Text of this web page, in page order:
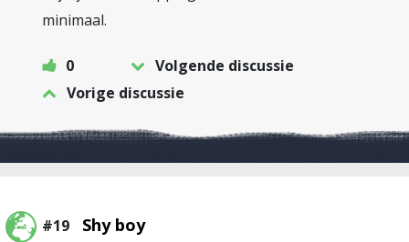
minimaal.
0
Volgende discussie
Vorige discussie
#19 Shy boy